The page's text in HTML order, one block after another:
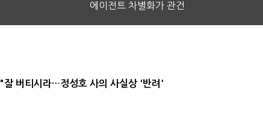
에이전트 차별화가 관건
"잘 버티시라…정성호 사의 사실상 '반려'